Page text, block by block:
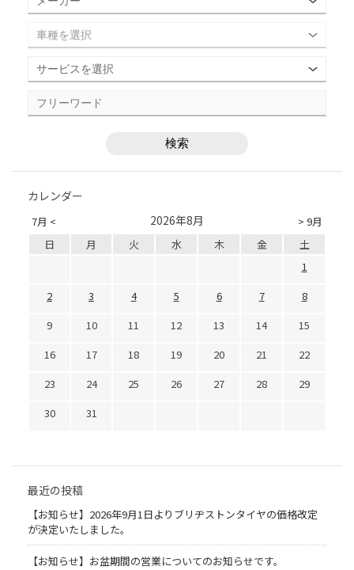
カレンダー
7月 < > 9月
2026年8月
日 月 火 水 木 金
土
1
2
3 4 5 6 7
8
9
10 11 12 13 14
15
16
17 18 19 20 21
22
23
24 25 26 27 28
29
30
31
最近の投稿
【お知らせ】2026年9月1日よりブリヂストンタイヤの価格改定
が決定いたしました。
【お知らせ】お盆期間の営業についてのお知らせです。